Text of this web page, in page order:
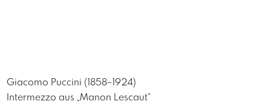
Giacomo Puccini (1858–1924)
Intermezzo aus „Manon Lescaut“